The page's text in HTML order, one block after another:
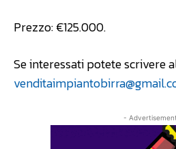
Prezzo: €125.000.
Se interessati potete scrivere
-